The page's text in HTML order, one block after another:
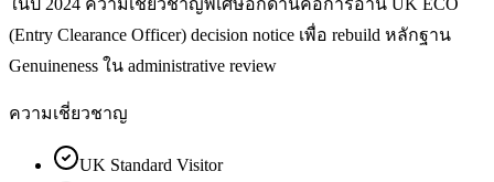
(Entry Clearance Officer) decision notice เพื่อ rebuild หลักฐาน
Genuineness ใน administrative review
ความเชี่ยวชาญ
UK Standard Visitor